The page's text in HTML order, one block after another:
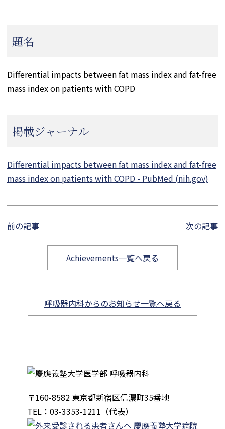
題名
Differential impacts between fat mass index and fat-free
mass index on patients with COPD
掲載ジャーナル
Differential impacts between fat mass index and fat-free
mass index on patients with COPD - PubMed (nih.gov)
前の記事 次の記事
Achievements一覧へ戻る
呼吸器内科からのお知らせ一覧へ戻る
〒160-8582 東京都新宿区信濃町35番地
TEL：03-3353-1211（代表）